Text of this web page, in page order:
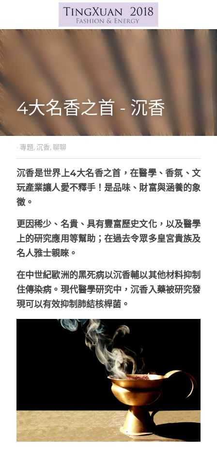
4大名香之首 - 沉香
· 專題, 沉香,聊聊
沉香是世界上4大名香之首，在醫學、香氛、文
玩產業讓人愛不釋手！是品味、財富與涵養的象
徵。
更因稀少、名貴、具有豐富歷史文化，以及醫學
上的研究應用等幫助；在過去令眾多皇宮貴族及
名人雅士親睞。
在中世紀歐洲的黑死病以沉香輔以其他材料抑制
住傳染病。現代醫學研究中，沉香入藥被研究發
現可以有效抑制肺結核桿菌。